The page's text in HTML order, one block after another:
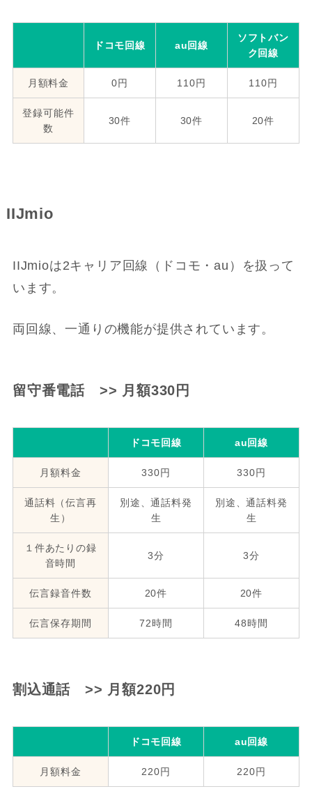
ドコモ回線 au回線
ソフトバン
ク回線
月額料金 0円 110円 110円
登録可能件
数
30件 30件 20件
IIJmio
IIJmioは2キャリア回線（ドコモ・au）を扱って
います。
両回線、一通りの機能が提供されています。
留守番電話 >> 月額330円
ドコモ回線 au回線
月額料金 330円 330円
通話料（伝言再
生）
別途、通話料発
生
別途、通話料発
生
１件あたりの録
音時間
3分 3分
伝言録音件数 20件 20件
伝言保存期間 72時間 48時間
割込通話 >> 月額220円
ドコモ回線 au回線
月額料金 220円 220円